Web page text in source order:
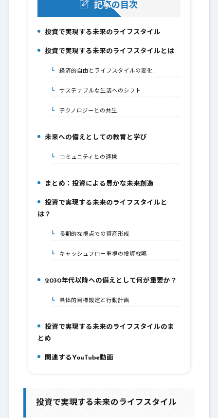
記事の目次
投資で実現する未来のライフスタイル
2.投資で実現する未来のライフスタイルとは
2-1.経済的自由とライフスタイルの変化
2-2.サステナブルな生活へのシフト
2-3.テクノロジーとの共生
3.未来への備えとしての教育と学び
3-1.コミュニティとの連携
まとめ：投資による豊かな未来創造
投資で実現する未来のライフスタイルと
は？
5-1.長期的な視点での資産形成
5-2.キャッシュフロー重視の投資戦略
6.2030年代以降への備えとして何が重要か？
6-1.具体的目標設定と行動計画
投資で実現する未来のライフスタイルのま
とめ
8.関連するYouTube動画
投資で実現する未来のライフスタイル